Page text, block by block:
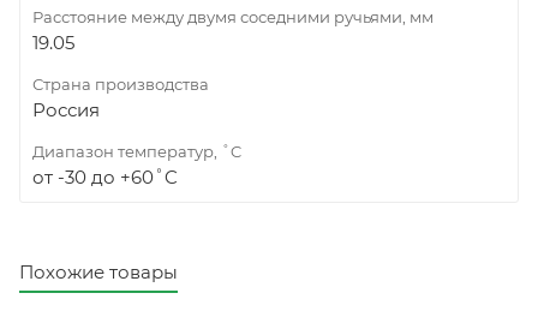
Расстояние между двумя соседними ручьями, мм
19.05
Страна производства
Россия
Диапазон температур, ˚C
от -30 до +60˚C
Похожие товары